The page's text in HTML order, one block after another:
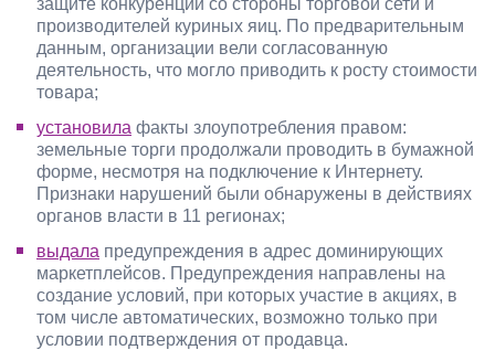
защите конкуренции со стороны торговой сети и
производителей куриных яиц. По предварительным
данным, организации вели согласованную
деятельность, что могло приводить к росту стоимости
товара;
установила факты злоупотребления правом:
земельные торги продолжали проводить в бумажной
форме, несмотря на подключение к Интернету.
Признаки нарушений были обнаружены в действиях
органов власти в 11 регионах;
выдала предупреждения в адрес доминирующих
маркетплейсов. Предупреждения направлены на
создание условий, при которых участие в акциях, в
том числе автоматических, возможно только при
условии подтверждения от продавца.